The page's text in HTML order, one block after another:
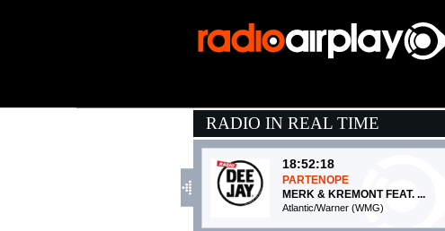
RADIO IN REAL TIME
18:52:18
PARTENOPE
MERK & KREMONT FEAT. ...
Atlantic/Warner (WMG)